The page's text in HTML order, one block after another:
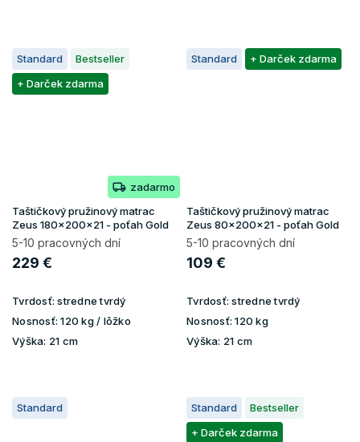
Standard
Bestseller
+ Darček zdarma
zadarmo
Taštičkový pružinový matrac
Zeus 180x200x21 - poťah Gold
5-10 pracovných dní
229 €
Tvrdosť: stredne tvrdý
Nosnosť: 120 kg / lôžko
Výška: 21 cm
Standard + Darček zdarma
Taštičkový pružinový matrac
Zeus 80x200x21 - poťah Gold
5-10 pracovných dní
109 €
Tvrdosť: stredne tvrdý
Nosnosť: 120 kg
Výška: 21 cm
Standard Standard
Bestseller
+ Darček zdarma